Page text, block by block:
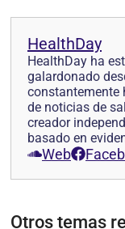
HealthDay
HealthDay ha
galardonado
constantemente
de noticias de
creador
basado en
Web
Otros temas